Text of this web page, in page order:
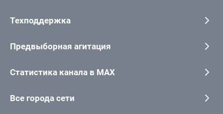
Техподдержка
Предвыборная агитация
Статистика канала в MAX
Все города сети